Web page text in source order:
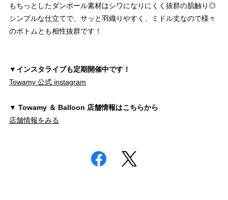
もちっとしたダンボール素材はシワになりにくく抜群の肌触り◎
シンプルな仕立てで、サッと羽織りやすく、ミドル丈なので様々
のボトムとも相性抜群です！
▼インスタライブも定期開催中です！
Towamy 公式 instagram
▼ Towamy ＆ Balloon 店舗情報はこちらから
店舗情報をみる